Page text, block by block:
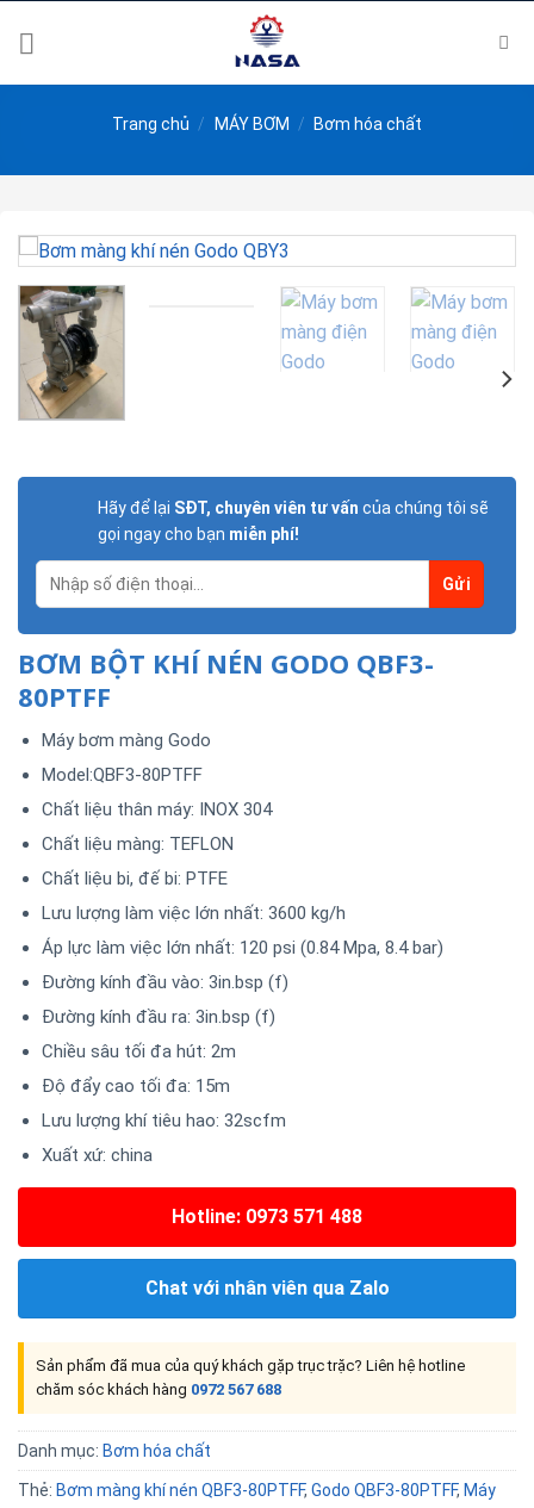
Trang chủ / MÁY BƠM / Bơm hóa chất
Hãy để lại SĐT, chuyên viên tư vấn của chúng tôi sẽ
gọi ngay cho bạn miễn phí!
BƠM BỘT KHÍ NÉN GODO QBF3-
80PTFF
Máy bơm màng Godo
Model:QBF3-80PTFF
Chất liệu thân máy: INOX 304
Chất liệu màng: TEFLON
Chất liệu bi, đế bi: PTFE
Lưu lượng làm việc lớn nhất: 3600 kg/h
Áp lực làm việc lớn nhất: 120 psi (0.84 Mpa, 8.4 bar)
Đường kính đầu vào: 3in.bsp (f)
Đường kính đầu ra: 3in.bsp (f)
Chiều sâu tối đa hút: 2m
Độ đẩy cao tối đa: 15m
Lưu lượng khí tiêu hao: 32scfm
Xuất xứ: china
Hotline: 0973 571 488
Chat với nhân viên qua Zalo
Sản phẩm đã mua của quý khách gặp trục trặc? Liên hệ hotline
chăm sóc khách hàng 0972 567 688
Danh mục: Bơm hóa chất
Thẻ: Bơm màng khí nén QBF3-80PTFF, Godo QBF3-80PTFF, Máy